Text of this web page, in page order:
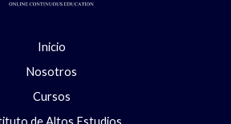
Inicio
Nosotros
Cursos
de Altos Estudios